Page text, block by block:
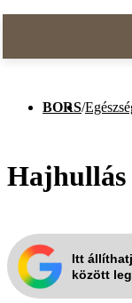
BORS/
Hajhullás
Itt
között